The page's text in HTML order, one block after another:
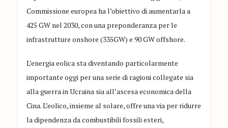
Commissione europea ha l’obiettivo di aumentarla a
425 GW nel 2030, con una preponderanza per le
infrastrutture onshore (335GW) e 90 GW offshore.
L’energia eolica sta diventando particolarmente
importante oggi per una serie di ragioni collegate sia
alla guerra in Ucraina sia all’ascesa economica della
Cina. L’eolico, insieme al solare, offre una via per ridurre
la dipendenza da combustibili fossili esteri,